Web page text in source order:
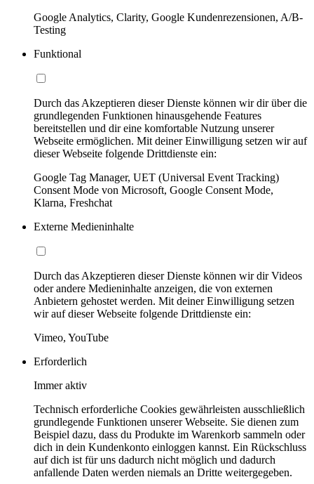
Google Analytics, Clarity, Google Kundenrezensionen, A/B-
Testing
Funktional
Durch das Akzeptieren dieser Dienste können wir dir über die
grundlegenden Funktionen hinausgehende Features
bereitstellen und dir eine komfortable Nutzung unserer
Webseite ermöglichen. Mit deiner Einwilligung setzen wir auf
dieser Webseite folgende Drittdienste ein:
Google Tag Manager, UET (Universal Event Tracking)
Consent Mode von Microsoft, Google Consent Mode,
Klarna, Freshchat
Externe Medieninhalte
Durch das Akzeptieren dieser Dienste können wir dir Videos
oder andere Medieninhalte anzeigen, die von externen
Anbietern gehostet werden. Mit deiner Einwilligung setzen
wir auf dieser Webseite folgende Drittdienste ein:
Vimeo, YouTube
Erforderlich
Immer aktiv
Technisch erforderliche Cookies gewährleisten ausschließlich
grundlegende Funktionen unserer Webseite. Sie dienen zum
Beispiel dazu, dass du Produkte im Warenkorb sammeln oder
dich in dein Kundenkonto einloggen kannst. Ein Rückschluss
auf dich ist für uns dadurch nicht möglich und dadurch
anfallende Daten werden niemals an Dritte weitergegeben.